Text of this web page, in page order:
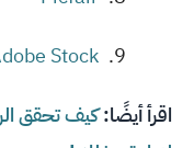
Stock
اقرأ أيضًا: